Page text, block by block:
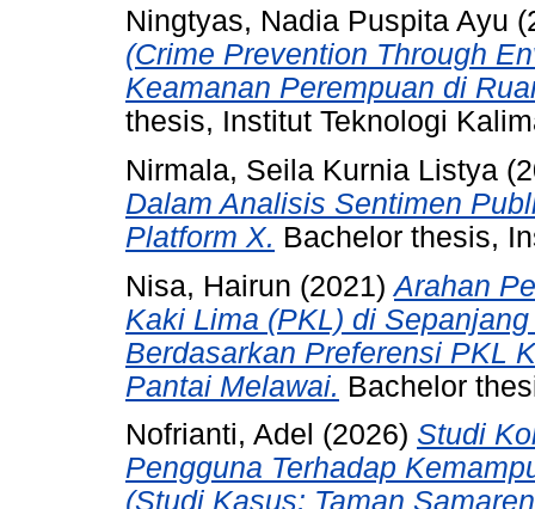
Ningtyas, Nadia Puspita Ayu
(Crime Prevention Through
Keamanan Perempuan di
thesis, Institut Teknologi
Nirmala, Seila Kurnia Listya
Dalam Analisis Sentimen
Platform X. Bachelor thesis,
Nisa, Hairun (2021)Arahan
Kaki Lima (PKL) di
Berdasarkan Preferensi PKL
Pantai Melawai. Bachelor
Nofrianti, Adel (2026) Studi
Pengguna Terhadap
(Studi Kasus: Taman